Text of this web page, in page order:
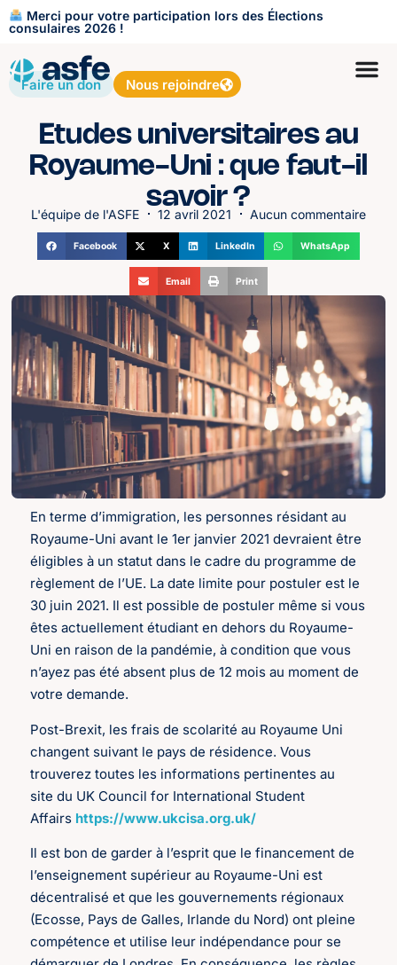
Merci pour votre participation lors des Élections
consulaires 2026 !
Faire un don Nous rejoindre
Etudes universitaires au
Royaume-Uni : que faut-il
savoir ?
L'équipe de l'ASFE 12 avril 2021 Aucun commentaire
Facebook X LinkedIn WhatsApp
Email Print
En terme d’immigration, les personnes résidant au
Royaume-Uni avant le 1er janvier 2021 devraient être
éligibles à un statut dans le cadre du programme de
règlement de l’UE. La date limite pour postuler est le
30 juin 2021. Il est possible de postuler même si vous
êtes actuellement étudiant en dehors du Royaume-
Uni en raison de la pandémie, à condition que vous
n’ayez pas été absent plus de 12 mois au moment de
votre demande.
Post-Brexit, les frais de scolarité au Royaume Uni
changent suivant le pays de résidence. Vous
trouverez toutes les informations pertinentes au
site du UK Council for International Student
Affairs https://www.ukcisa.org.uk/
Il est bon de garder à l’esprit que le financement de
l’enseignement supérieur au Royaume-Uni est
décentralisé et que les gouvernements régionaux
(Ecosse, Pays de Galles, Irlande du Nord) ont pleine
compétence et utilise leur indépendance pour se